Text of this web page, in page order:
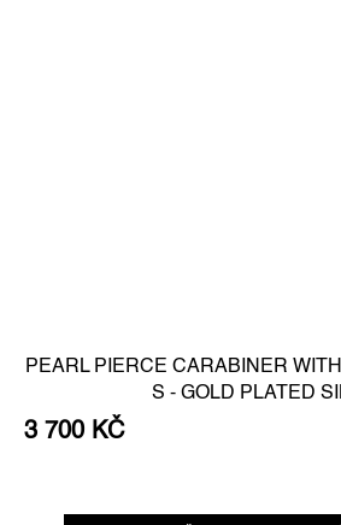
PEARL PIERCE CARABINER
S - GOLD PLATED
3 700 KČ